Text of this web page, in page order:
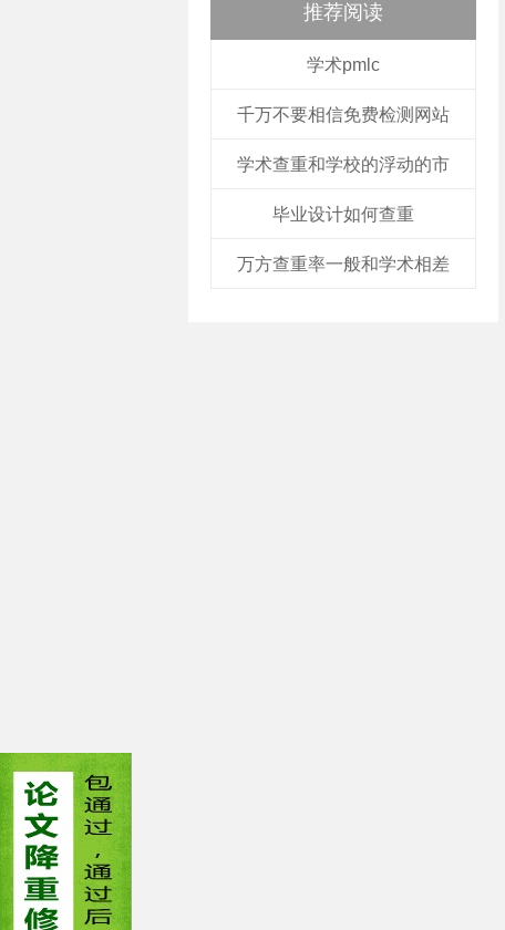
推荐阅读
学术pmlc
千万不要相信免费检测网站
学术查重和学校的浮动的市
毕业设计如何查重
万方查重率一般和学术相差